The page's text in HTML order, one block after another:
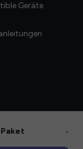
Geräte
•